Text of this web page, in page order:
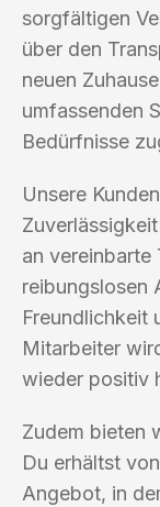
sorgfältigen
über den
neuen
umfassenden
Bedürfnisse
Unsere
an vereinbarte
reibungslosen
Freundlichkeit
Mitarbeiter
wieder positiv
Zudem bieten
Du erhältst
Angebot, in